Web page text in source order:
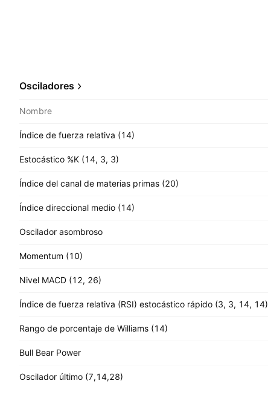
Osciladores
Nombre
Índice de fuerza relativa (14)
Estocástico %K (14, 3, 3)
Índice del canal de materias primas (20)
Índice direccional medio (14)
Oscilador asombroso
Momentum (10)
Nivel MACD (12, 26)
Índice de fuerza relativa (RSI) estocástico rápido (3, 3, 14, 14)
Rango de porcentaje de Williams (14)
Bull Bear Power
Oscilador último (7,14,28)